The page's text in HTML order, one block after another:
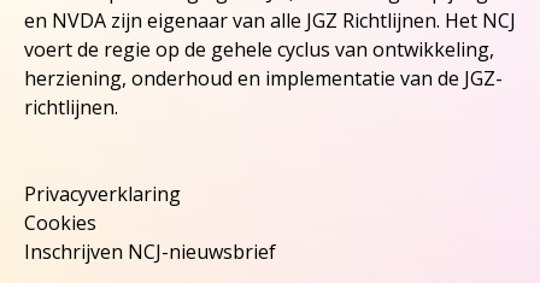
en NVDA zijn eigenaar van alle JGZ Richtlijnen. Het NCJ
voert de regie op de gehele cyclus van ontwikkeling,
herziening, onderhoud en implementatie van de JGZ-
richtlijnen.
Privacyverklaring
Cookies
Inschrijven NCJ-nieuwsbrief